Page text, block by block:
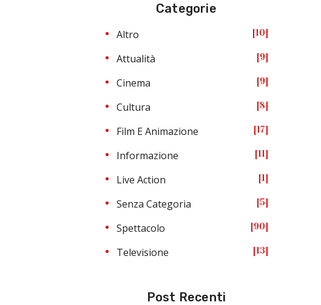
Categorie
Altro 10
Attualità 9
Cinema 9
Cultura 8
Film E Animazione 17
Informazione 11
Live Action 1
Senza Categoria 5
Spettacolo 90
Televisione 13
Post Recenti